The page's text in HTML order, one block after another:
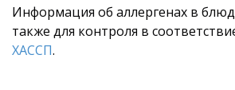
Информация об аллергенах в
также для контроля в
ХАССП.